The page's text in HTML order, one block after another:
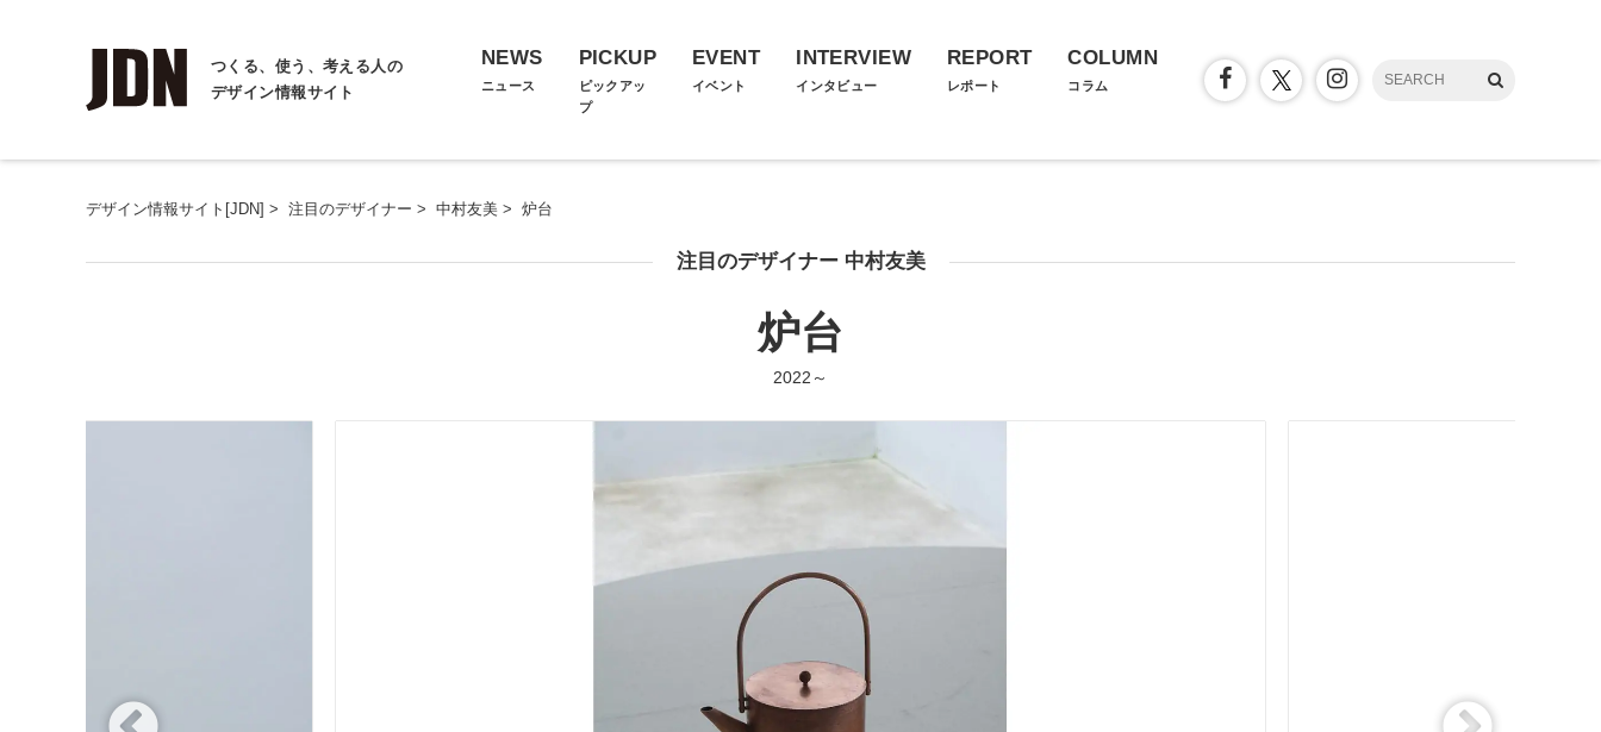
つくる、使う、考える人の
デザイン情報サイト
NEWS
ニュース
PICKUP
ピックアッ
プ
EVENT
イベント
INTERVIEW
インタビュー
REPORT
レポート
COLUMN
コラム
デザイン情報サイト[JDN] > 注目のデザイナー > 中村友美 > 炉台
注目のデザイナー 中村友美
炉台
2022～